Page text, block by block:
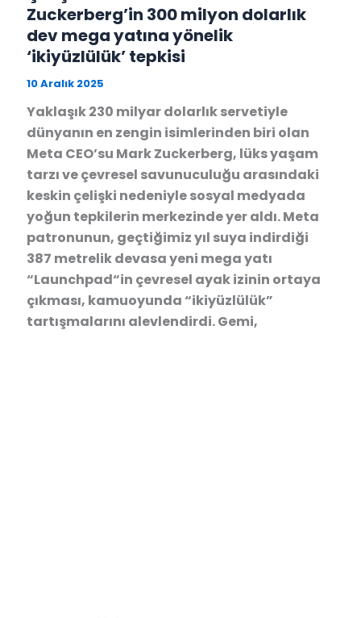
Zuckerberg’in 300 milyon dolarlık
dev mega yatına yönelik
‘ikiyüzlülük’ tepkisi
10 Aralık 2025
Yaklaşık 230 milyar dolarlık servetiyle
dünyanın en zengin isimlerinden biri olan
Meta CEO’su Mark Zuckerberg, lüks yaşam
tarzı ve çevresel savunuculuğu arasındaki
keskin çelişki nedeniyle sosyal medyada
yoğun tepkilerin merkezinde yer aldı. Meta
patronunun, geçtiğimiz yıl suya indirdiği
387 metrelik devasa yeni mega yatı
“Launchpad“in çevresel ayak izinin ortaya
çıkması, kamuoyunda “ikiyüzlülük”
tartışmalarını alevlendirdi. Gemi,